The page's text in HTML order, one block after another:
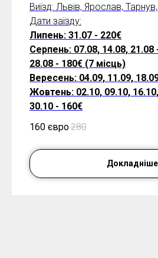
Виїзд: Львів, Ярослав,
Дати заїзду:
Липень: 31.07 - 220€
Серпень: 07.08, 14.08, 21.08
28.08 - 180€ (7 місць)
Вересень: 04.09, 11.09,
Жовтень: 02.10, 09.10,
30.10 - 160€
160 євро280
Докладніше